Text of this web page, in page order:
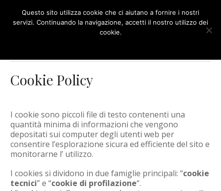
NAVIGATION
Cookie Policy
I cookie sono piccoli file di testo contenenti una
quantità minima di informazioni che vengono
depositati sui computer degli utenti web per
consentire l’esplorazione sicura ed efficiente del sito e
monitorarne l’ utilizzo.
I cookies si dividono in due famiglie principali: “cookie
tecnici” e “cookie di profilazione“.
Questo sito utilizza cookie che ci aiutano a fornire i nostri
servizi. Continuando la navigazione, accetti il nostro utilizzo dei
cookie.